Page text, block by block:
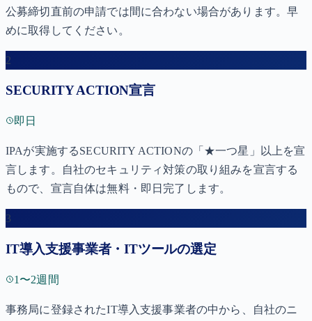
公募締切直前の申請では間に合わない場合があります。早
めに取得してください。
2
SECURITY ACTION宣言
即日
IPAが実施するSECURITY ACTIONの「★一つ星」以上を宣
言します。自社のセキュリティ対策の取り組みを宣言する
もので、宣言自体は無料・即日完了します。
3
IT導入支援事業者・ITツールの選定
1〜2週間
事務局に登録されたIT導入支援事業者の中から、自社のニ